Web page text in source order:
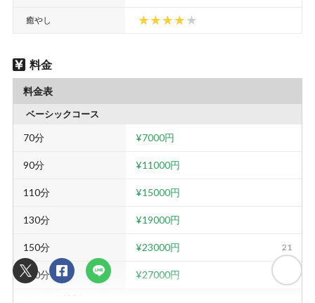
21
癒やし
料金
料金表
ベーシックコース
70分 ¥7000円
90分 ¥11000円
110分 ¥15000円
130分 ¥19000円
150分 ¥23000円
170分 ¥27000円